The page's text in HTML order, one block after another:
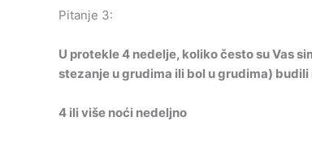
Pitanje 3:
U protekle 4 nedelje, koliko često su Vas
stezanje u grudima ili bol u grudima)
4 ili više noći nedeljno